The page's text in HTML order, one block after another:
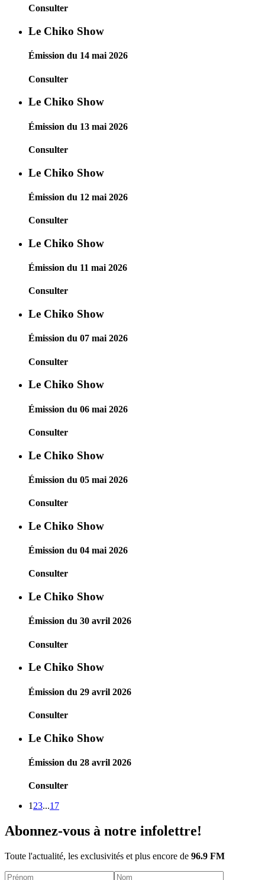
Consulter
Le Chiko Show
Émission du 14 mai 2026
Consulter
Le Chiko Show
Émission du 13 mai 2026
Consulter
Le Chiko Show
Émission du 12 mai 2026
Consulter
Le Chiko Show
Émission du 11 mai 2026
Consulter
Le Chiko Show
Émission du 07 mai 2026
Consulter
Le Chiko Show
Émission du 06 mai 2026
Consulter
Le Chiko Show
Émission du 05 mai 2026
Consulter
Le Chiko Show
Émission du 04 mai 2026
Consulter
Le Chiko Show
Émission du 30 avril 2026
Consulter
Le Chiko Show
Émission du 29 avril 2026
Consulter
Le Chiko Show
Émission du 28 avril 2026
Consulter
1 23...17
Abonnez-vous à notre infolettre!
Toute l'actualité, les exclusivités et plus encore de 96.9 FM